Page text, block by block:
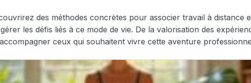
des méthodes concrètes pour associer travail à
les défis liés à ce mode de vie. De la valorisation des
ceux qui souhaitent vivre cette aventure